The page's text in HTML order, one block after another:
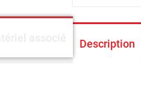
Description